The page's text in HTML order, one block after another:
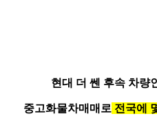
현대 더 쎈 후속 차량
중고화물차매매로 전국에